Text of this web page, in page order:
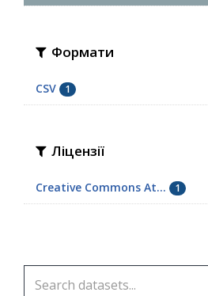
Формати
CSV 1
Ліцензії
Creative Commons At... 1